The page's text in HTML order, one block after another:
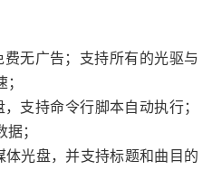
无广告；支持所有的光驱与
支持命令行脚本自动执行；
；
光盘，并支持标题和曲目的